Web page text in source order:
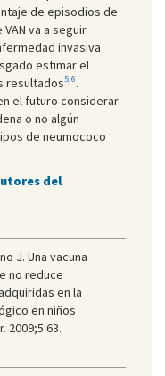
de episodios de
va a seguir
invasiva
estimar el
resultados5,6.
el futuro considerar
o no algún
de neumococo
del
J. Una vacuna
no reduce
en la
en niños
2009;5:63.